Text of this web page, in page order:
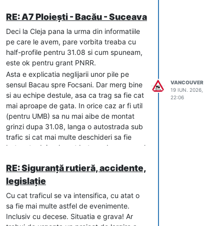
pentru traficul în mers.
Noul standard de 2,5 m, plus banda de
încadrare de 0,5 m, oferă 3 m. Astfel, chiar
şi un camion de 2,55 m, oprit la circa 20
cm de parapet, rămâne complet degajat
faţă de banda 1 (lată de 3,5 m). Diferenţa
de un metru nu este cosmetică: ea separă
„un vehicul oprit în siguranţă” de „un
vehicul care blochează o bandă de mers”.
O problemă sistemică, confirmată de
accidente repetate
Modificarea standardului, oricât de
binevenită, nu rezolvă situaţia drumurilor
expres aflate deja în circulaţie. DeX12
astăzi cu banda de urgenţă
subdimensionată, iar pentru ele se prevăd
doar alveole de staţionare în cadrul unor
viitoare proiecte de modernizare — fără
termen şi fără măsuri de protecţie
intermediare.
De ce contează diferenţa de un metru
Vechiul standard prevedea o bandă de
urgenţă de doar 1,5 m. Un autovehicul de
mare tonaj are însă o lăţime de până la
2,55 m: oprit forţat pe o bandă de 1,5 m,
depăşeşte cu peste un metru limita
bandă de circulaţie, devenind obstacol
pentru traficul în mers.
Noul standard de 2,5 m, plus banda de
încadrare de 0,5 m, oferă 3 m. Astfel, chiar
şi un camion de 2,55 m, oprit la circa 20
cm de parapet, rămâne complet degajat
RE: A7 Ploiești - Bacău - Suceava
Deci la Cleja pana la urma din informatiile
pe care le avem, pare vorbita treaba cu
half-profile pentru 31.08 si cum spuneam,
este ok pentru grant PNRR.
Asta e explicatia neglijarii unor pile pe
sensul Bacau spre Focsani. Dar merg bine
si au echipe destule, asa ca trag sa fie cat
mai aproape de gata. In orice caz ar fi util
(pentru UMB) sa nu mai aibe de montat
grinzi dupa 31.08, langa o autostrada sub
trafic si cat mai multe deschideri sa fie
betonate deja - le pot betona de pe sensul
VANCOUVER
19 IUN. 2026,
22:06
RE: Siguranță rutieră, accidente,
legislație
Cu cat traficul se va intensifica, cu atat o
sa fie mai multe astfel de evenimente.
Inclusiv cu decese. Situatia e grava! Ar